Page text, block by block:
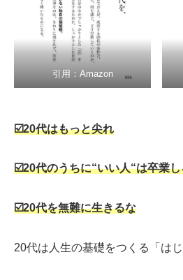
引用：Amazon
☑️20代はもっと尖れ
☑️20代のうちに“いい人“は卒業し
☑️20代を無難に生きるな
20代は人生の基礎をつくる「は